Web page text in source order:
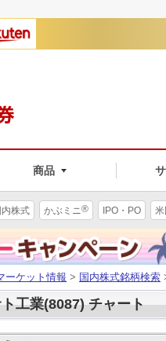
商品
内株式 かぶミニ® IPO・PO
ーケット情報 > 国内株式銘柄検索
工業(8087) チャート